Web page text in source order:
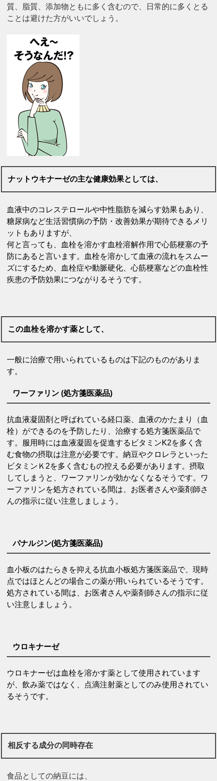
質、脂質、添加物ともに多く含むので、日常的に多くとる
ことは避けた方がいいでしょう。
ナットウキナーゼの主な健康効果としては、
血液中のコレステロールや中性脂肪を減らす効果もあり、
糖尿病など生活習慣病の予防・改善効果が期待できるメリ
ットもありますが、
何と言っても、血栓を溶かす血栓溶解作用で心筋梗塞の予
防にあると言います。血栓を溶かして血液の流れをスムー
ズにするため、血栓症や動脈硬化、心筋梗塞などの血栓性
疾患の予防効果につながりるそうです。
この血栓を溶かす薬として、
一般に治療で用いられているものは下記のものがありま
す。
ワーファリン (処方箋医薬品)
抗血液凝固剤と呼ばれている経口薬、血液のかたまり（血
栓）ができるのを予防したり、治療する処方箋医薬品で
す。服用時には血液凝固を促進するビタミンK2を多く含
む食物の摂取は注意が必要です。納豆やクロレラといった
ビタミンＫ2を多く含むもの控える必要があります。摂取
してしまうと、ワーファリンが効かなくなるそうです。ワ
ーファリンを処方されている間は、お医者さんや薬剤師さ
んの指示に従い注意しましょう。
パナルジン(処方箋医薬品)
血小板のはたらきを抑える抗血小板処方箋医薬品で、現時
点ではほとんどの場合この薬が用いられているそうです。
処方されている間は、お医者さんや薬剤師さんの指示に従
い注意しましょう。
ウロキナーゼ
ウロキナーゼは血栓を溶かす薬として使用されています
が、飲み薬ではなく、点滴注射薬としてのみ使用されてい
るそうです。
相反する成分の同時存在
食品としての納豆には、